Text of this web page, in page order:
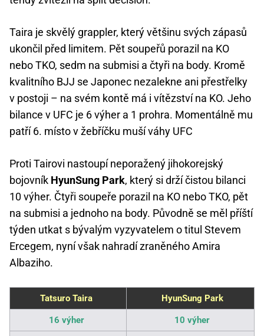
Taira je skvělý grappler, který většinu svých zápasů
ukončil před limitem. Pět soupeřů porazil na KO
nebo TKO, sedm na submisi a čtyři na body. Kromě
kvalitního BJJ se Japonec nezalekne ani přestřelky
v postoji – na svém kontě má i vítězství na KO. Jeho
bilance v UFC je 6 výher a 1 prohra. Momentálně mu
patří 6. místo v žebříčku muší váhy UFC
Proti Tairovi nastoupí neporažený jihokorejský
bojovník HyunSung Park, který si drží čistou bilanci
10 výher. Čtyři soupeře porazil na KO nebo TKO, pět
na submisi a jednoho na body. Původně se měl příští
týden utkat s bývalým vyzyvatelem o titul Stevem
Ercegem, nyní však nahradí zraněného Amira
Albaziho.
Tatsuro Taira HyunSung Park
16 výher 10 výher